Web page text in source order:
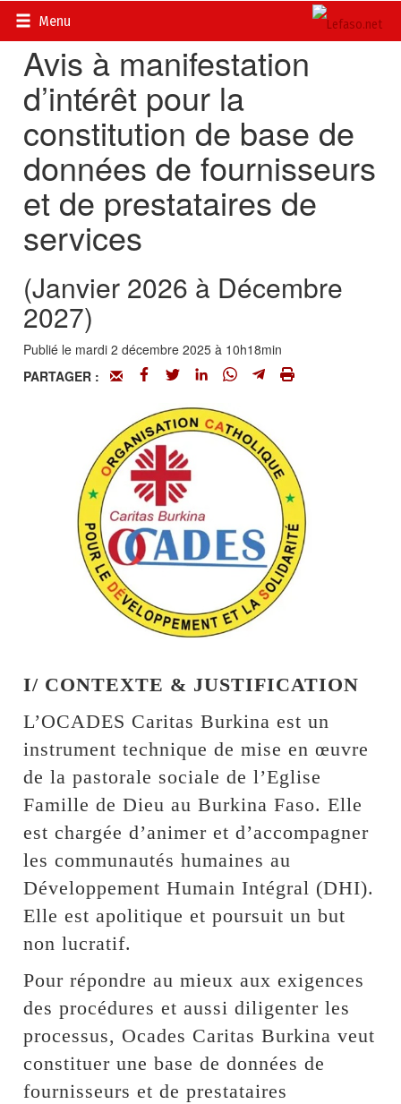
Menu
Accueil>
Avis à manifestation
d’intérêt pour la
constitution de base de
données de fournisseurs
et de prestataires de
services
(Janvier 2026 à Décembre
2027)
Publié le mardi 2 décembre 2025 à 10h18min
PARTAGER :
I/ CONTEXTE & JUSTIFICATION
L’OCADES Caritas Burkina est un
instrument technique de mise en œuvre
de la pastorale sociale de l’Eglise
Famille de Dieu au Burkina Faso. Elle
est chargée d’animer et d’accompagner
les communautés humaines au
Développement Humain Intégral (DHI).
Elle est apolitique et poursuit un but
non lucratif.
Pour répondre au mieux aux exigences
des procédures et aussi diligenter les
processus, Ocades Caritas Burkina veut
constituer une base de données de
fournisseurs et de prestataires